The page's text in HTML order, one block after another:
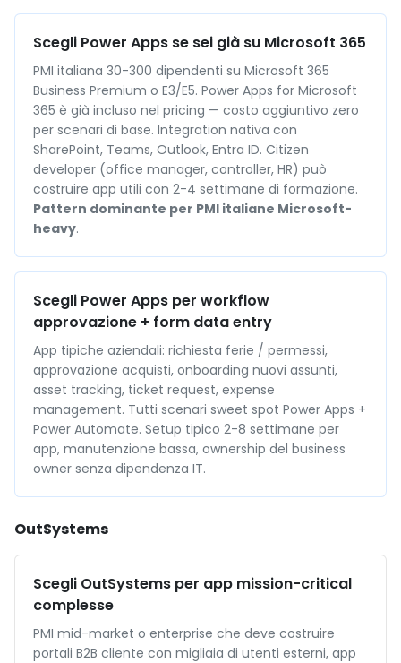
Scegli Power Apps se sei già su Microsoft 365
PMI italiana 30-300 dipendenti su Microsoft 365
Business Premium o E3/E5. Power Apps for Microsoft
365 è già incluso nel pricing — costo aggiuntivo zero
per scenari di base. Integration nativa con
SharePoint, Teams, Outlook, Entra ID. Citizen
developer (office manager, controller, HR) può
costruire app utili con 2-4 settimane di formazione.
Pattern dominante per PMI italiane Microsoft-
heavy.
Scegli Power Apps per workflow
approvazione + form data entry
App tipiche aziendali: richiesta ferie / permessi,
approvazione acquisti, onboarding nuovi assunti,
asset tracking, ticket request, expense
management. Tutti scenari sweet spot Power Apps +
Power Automate. Setup tipico 2-8 settimane per
app, manutenzione bassa, ownership del business
owner senza dipendenza IT.
OutSystems
Scegli OutSystems per app mission-critical
complesse
PMI mid-market o enterprise che deve costruire
portali B2B cliente con migliaia di utenti esterni, app